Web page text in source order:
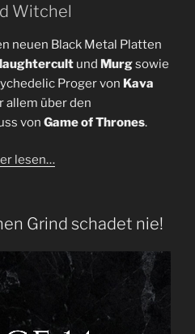
Witchel
neuen Black Metal Platten
und Murgsowie
Proger von Kava
allem über den
von Game of Thrones.
lesen…
Grind schadet nie!